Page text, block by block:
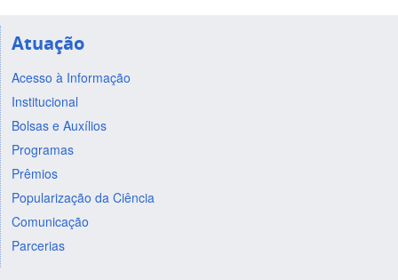
Atuação
Acesso à Informação
Institucional
Bolsas e Auxílios
Programas
Prêmios
Popularização da Ciência
Comunicação
Parcerias